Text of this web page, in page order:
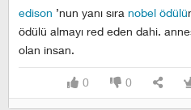
edison ’nun yanı sıra nobel ödülü
ödülü almayı red eden dahi.
olan insan.
0 0